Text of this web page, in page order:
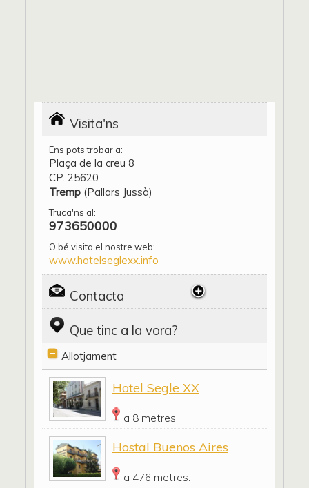
Visita'ns
Ens pots trobar a:
Plaça de la creu 8
CP. 25620
Tremp (Pallars Jussà)
Truca'ns al:
973650000
O bé visita el nostre web:
www.hotelseglexx.info
Contacta
Que tinc a la vora?
Allotjament
Hotel Segle XX
a 8 metres.
Hostal Buenos Aires
a 476 metres.